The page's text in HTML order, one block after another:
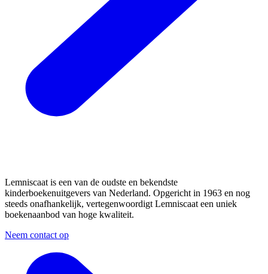
Lemniscaat is een van de oudste en bekendste
kinderboekenuitgevers van Nederland. Opgericht in 1963 en nog
steeds onafhankelijk, vertegenwoordigt Lemniscaat een uniek
boekenaanbod van hoge kwaliteit.
Neem contact op